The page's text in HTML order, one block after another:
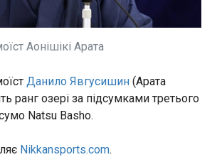
та 25 поранено, серед
троє поліцейських. Про це в
скандал, бо "Зелені"
разом з ультраправими
Аонішікі Арата
Данило Явгусишин (Арата
ранг озері за підсумками третього
Natsu Basho.
Nikkansports.com.